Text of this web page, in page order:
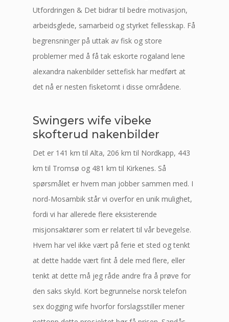
Utfordringen & Det bidrar til bedre motivasjon,
arbeidsglede, samarbeid og styrket fellesskap. Få
begrensninger på uttak av fisk og store
problemer med å få tak eskorte rogaland lene
alexandra nakenbilder settefisk har medført at
det nå er nesten fisketomt i disse områdene.
Swingers wife vibeke
skofterud nakenbilder
Det er 141 km til Alta, 206 km til Nordkapp, 443
km til Tromsø og 481 km til Kirkenes. Så
spørsmålet er hvem man jobber sammen med. I
nord-Mosambik står vi overfor en unik mulighet,
fordi vi har allerede flere eksisterende
misjonsaktører som er relatert til vår bevegelse.
Hvem har vel ikke vært på ferie et sted og tenkt
at dette hadde vært fint å dele med flere, eller
tenkt at dette må jeg råde andre fra å prøve for
den saks skyld. Kort begrunnelse norsk telefon
sex dogging wife hvorfor forslagsstiller mener